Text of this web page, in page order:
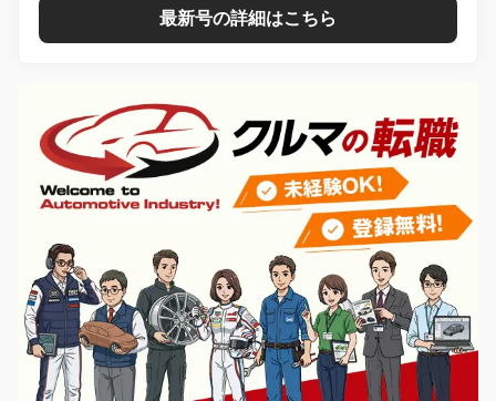
最新号の詳細はこちら